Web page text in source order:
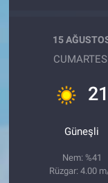
15
21
Güneşli
Nem: %41
Rüzgar: 4.00